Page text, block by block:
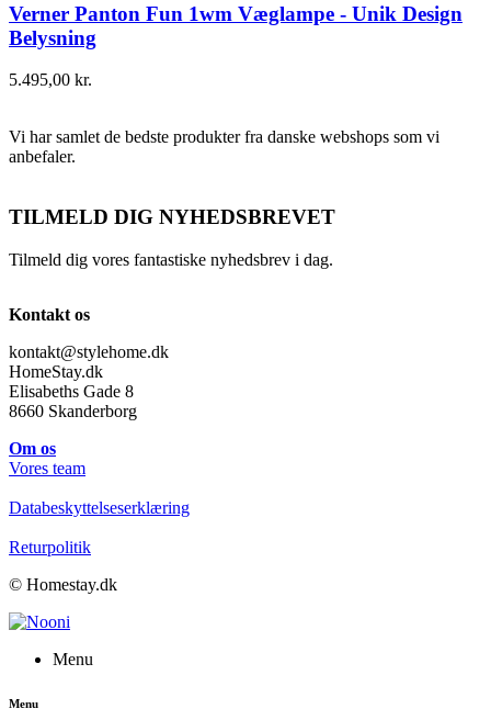
Verner Panton Fun 1wm Væglampe - Unik Design
Belysning
5.495,00 kr.
Vi har samlet de bedste produkter fra danske webshops som vi
anbefaler.
TILMELD DIG NYHEDSBREVET
Tilmeld dig vores fantastiske nyhedsbrev i dag.
Kontakt os
kontakt@stylehome.dk
HomeStay.dk
Elisabeths Gade 8
8660 Skanderborg
Om os
Vores team
Databeskyttelseserklæring
Returpolitik
© Homestay.dk
Menu
Menu